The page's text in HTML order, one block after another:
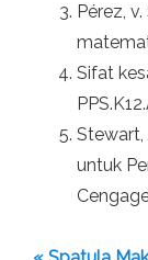
Pérez,
Sifat
Stewart,
untuk